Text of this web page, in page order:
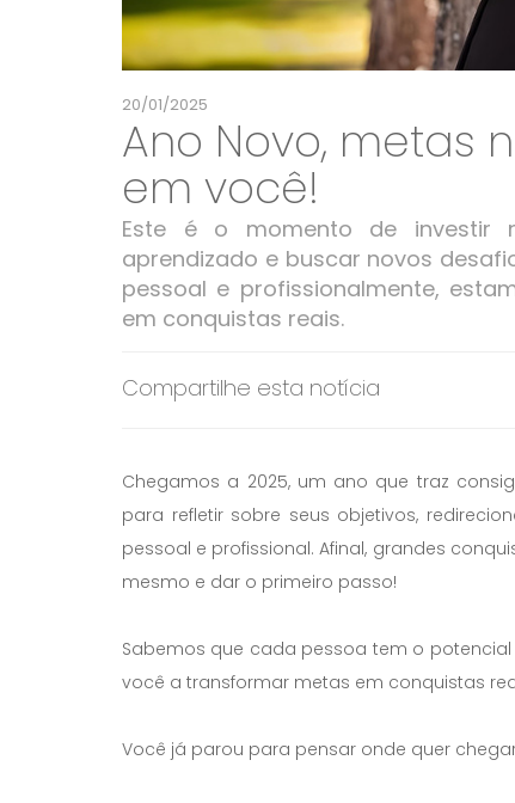
20/01/2025
Ano Novo, metas
em você!
Este é o momento de investir
aprendizado e buscar novos
pessoal e profissionalmente,
em conquistas reais.
Compartilhe esta notícia
Chegamos a 2025, um ano que traz
para refletir sobre seus objetivos,
pessoal e profissional. Afinal, grandes
mesmo e dar o primeiro passo!
Sabemos que cada pessoa tem o
você a transformar metas em conquistas
Você já parou para pensar onde quer